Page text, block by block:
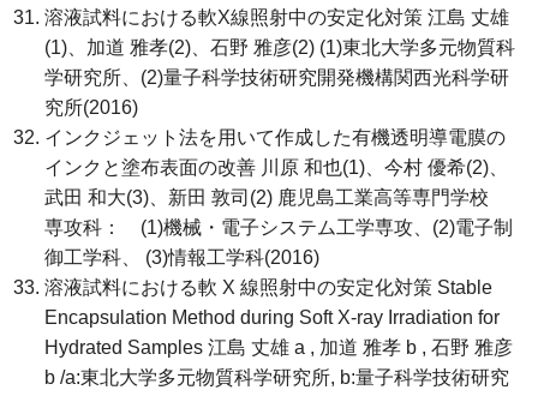
溶液試料における軟X線照射中の安定化対策 江島 丈雄
(1)、加道 雅孝(2)、石野 雅彦(2) (1)東北大学多元物質科
学研究所、(2)量子科学技術研究開発機構関西光科学研
究所(2016)
インクジェット法を用いて作成した有機透明導電膜の
インクと塗布表面の改善 川原 和也(1)、今村 優希(2)、
武田 和大(3)、新田 敦司(2) 鹿児島工業高等専門学校
専攻科： (1)機械・電子システム工学専攻、(2)電子制
御工学科、 (3)情報工学科(2016)
溶液試料における軟 X 線照射中の安定化対策 Stable
Encapsulation Method during Soft X-ray Irradiation for
Hydrated Samples 江島 丈雄 a , 加道 雅孝 b , 石野 雅彦
b /a:東北大学多元物質科学研究所, b:量子科学技術研究